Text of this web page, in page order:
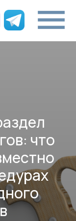
что